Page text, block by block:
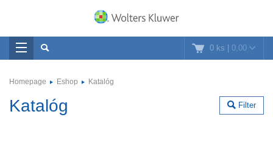
0 ks | 0,00
Homepage Eshop Katalóg
Filter
Katalóg